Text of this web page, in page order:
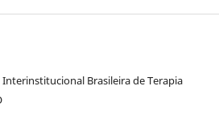
Brasileira de Terapia